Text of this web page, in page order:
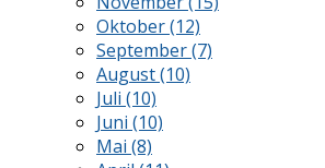
Oktober (12)
September (7)
August (10)
Juli (10)
Juni (10)
Mai (8)